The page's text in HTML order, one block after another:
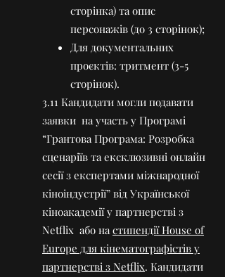
сторінка) та опис
персонажів (до 3 сторінок);
Для документальних
проєктів: тритмент (3-5
сторінок).
3.11 Кандидати могли подавати
заявки на участь у Програмі
“Грантова Програма: Розробка
сценаріїв та ексклюзивні онлайн
сесії з експертами міжнародної
кіноіндустрії” від Української
кіноакадемії у партнерстві з
Netflix або настипендії House of
Europe для кінематографістів у
партнерстві з Netflix. Кандидати